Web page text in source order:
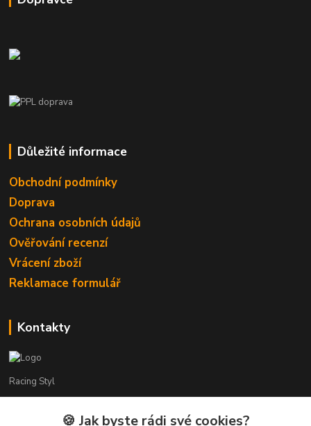
Důležité informace
Obchodní podmínky
Doprava
Ochrana osobních údajů
Ověřování recenzí
Vrácení zboží
Reklamace formulář
Kontakty
Racing Styl
Karel Muláček🍪 Jak byste rádi své cookies?